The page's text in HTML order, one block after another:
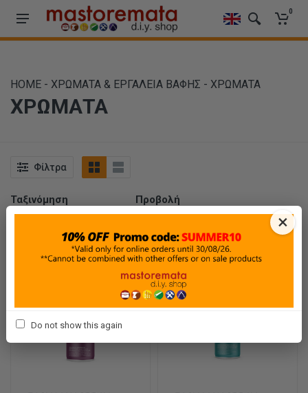
0
HOME - ΧΡΩΜΑΤΑ & ΕΡΓΑΛΕΙΑ ΒΑΦΗΣ - ΧΡΩΜΑΤΑ
ΧΡΩΜΑΤΑ
Φίλτρα
Ταξινόμηση Προβολή
×
Do not show this again